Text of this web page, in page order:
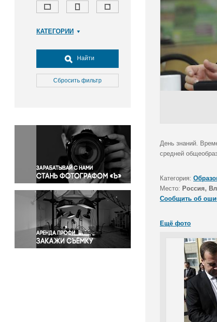
КАТЕГОРИИ
Досуг, туризм и отдых
Культура
Медицина
Окружающая среда
Политика
Правосудие
Происшествия и конфликты
Религия
Светская жизнь
Спорт
Экология
Экономика и бизнес
Найти
Сбросить фильтр
День знаний.
средней
Категория:
Место: Россия,
Сообщить об
Ещё фото